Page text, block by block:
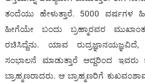
ತಂದೆಯು ಹೇಳುತ್ತಾರೆ. 5000 ವರ್ಷಗಳ
ಹೀಗೆಯೇ ಬಂದು ಬ್ರಹ್ಮಾರವರ ಮುಖಾಂತರ
ರಚಿಸಿದ್ದೆನು. ಯಾವ ರುದ್ರಜ್ಞಾನಯಜ್ಞವಿದೆ,
ಸಂಭಾಲನೆ ಮಾಡುತ್ತಾರೆ ಆದ್ದರಿಂದ ಇವರು
ಬ್ರಾಹ್ಮಣರಾದರು. ಆ ಬ್ರಾಹ್ಮಣರಿಗೆ